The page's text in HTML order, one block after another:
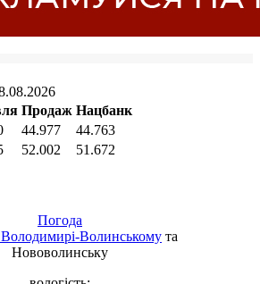
Погода
Володимирі-Волинському та
Нововолинську